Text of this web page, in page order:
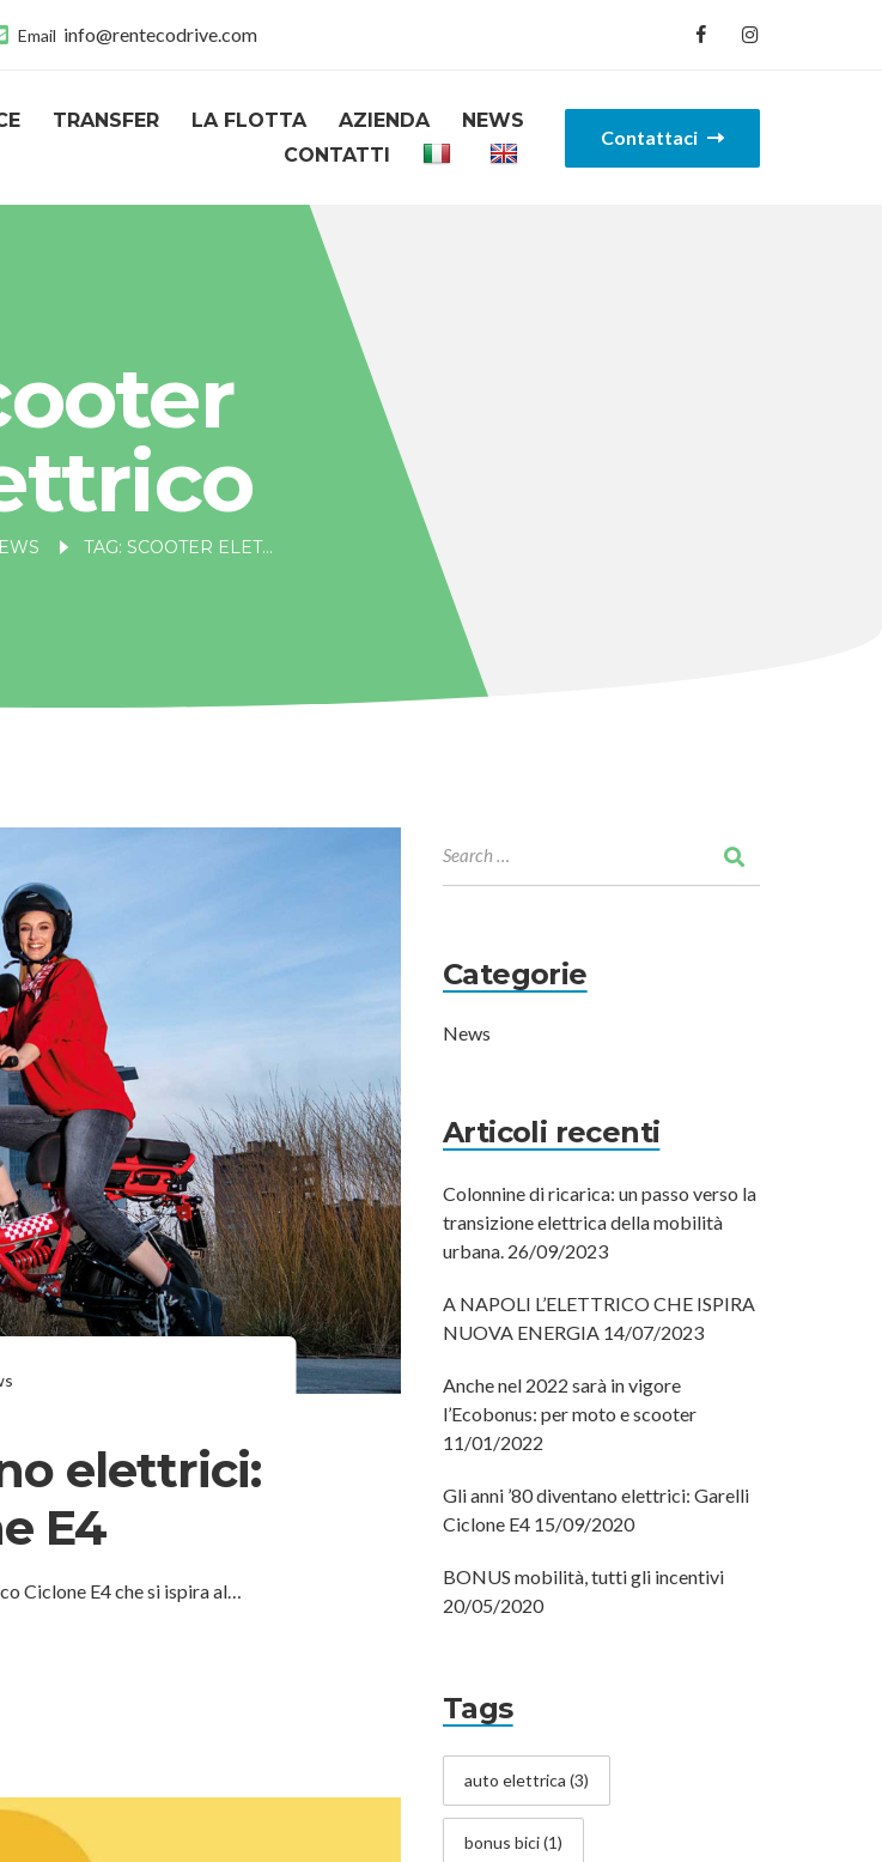
Email info@rentecodrive.com
TRANSFER LA FLOTTA AZIENDA
NEWS
CONTATTI
Contattaci
NEWS TAG: SCOOTER ELETTRICO
elettrici:
E4
Ciclone E4 che si ispira al…
Categorie
News
Articoli recenti
Colonnine di ricarica: un passo verso la
transizione elettrica della mobilità
urbana. 26/09/2023
A NAPOLI L’ELETTRICO CHE ISPIRA
NUOVA ENERGIA 14/07/2023
Anche nel 2022 sarà in vigore
l’Ecobonus: per moto e scooter
11/01/2022
Gli anni ’80 diventano elettrici: Garelli
Ciclone E4 15/09/2020
BONUS mobilità, tutti gli incentivi
20/05/2020
Tags
auto elettrica (3)
bonus bici(1)